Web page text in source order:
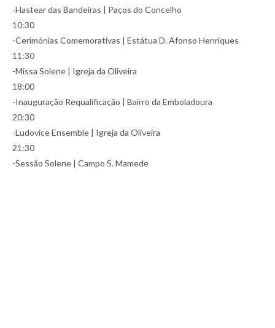
-Hastear das Bandeiras | Paços do Concelho
10:30
-Cerimónias Comemorativas | Estátua D. Afonso Henriques
11:30
-Missa Solene | Igreja da Oliveira
18:00
-Inauguração Requalificação | Bairro da Emboladoura
20:30
-Ludovice Ensemble | Igreja da Oliveira
21:30
-Sessão Solene | Campo S. Mamede